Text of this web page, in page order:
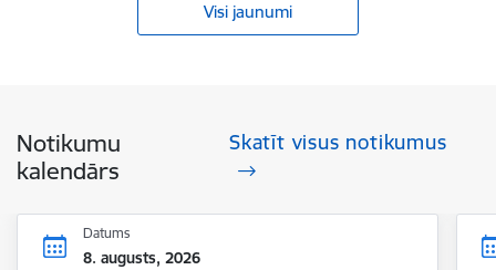
Visi jaunumi
Notikumu
kalendārs
Skatīt visus notikumus
Datums
8. augusts, 2026